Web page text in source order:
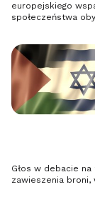
europejskiego
społeczeństwa
Głos w debacie
zawieszenia broni,